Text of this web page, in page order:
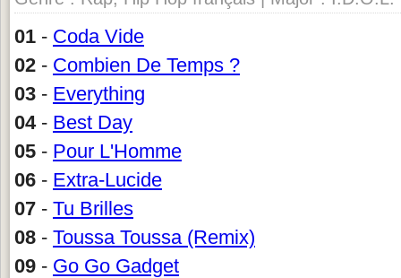
01 - Coda Vide
02 - Combien De Temps ?
03 - Everything
04- Best Day
05 - Pour L'Homme
06 - Extra-Lucide
07 - Tu Brilles
08 - Toussa Toussa (Remix)
09 - Go Go Gadget